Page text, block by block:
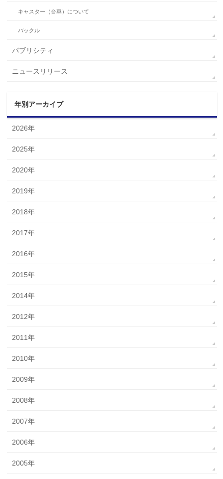
キャスター（台車）について
バックル
パブリシティ
ニュースリリース
年別アーカイブ
2026年
2025年
2020年
2019年
2018年
2017年
2016年
2015年
2014年
2012年
2011年
2010年
2009年
2008年
2007年
2006年
2005年